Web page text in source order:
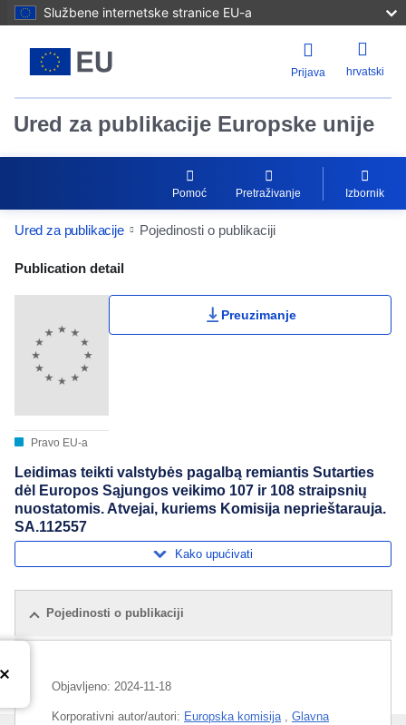
Službene internetske stranice EU-a
Prijava hrvatski
Ured za publikacije Europske unije
Pomoć Pretraživanje Izbornik
Ured za publikacije Pojedinosti o publikaciji
Publication Detail Actions Portlet
Publication detail
Pravo EU-a
Preuzimanje
Leidimas teikti valstybės pagalbą remiantis Sutarties
dėl Europos Sąjungos veikimo 107 ir 108 straipsnių
nuostatomis. Atvejai, kuriems Komisija neprieštarauja.
SA.112557
Kako upućivati
Pojedinosti o publikaciji
Objavljeno: 2024-11-18
Korporativni autor/autori: Europska komisija , Glavna